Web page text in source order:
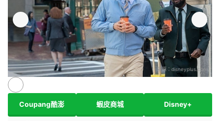
來源： disneyplus.com
Coupang酷澎 蝦皮商城 Disney+